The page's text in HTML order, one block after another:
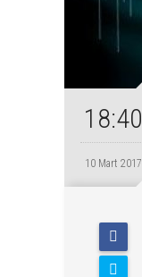
18:40
10 Mart 2017